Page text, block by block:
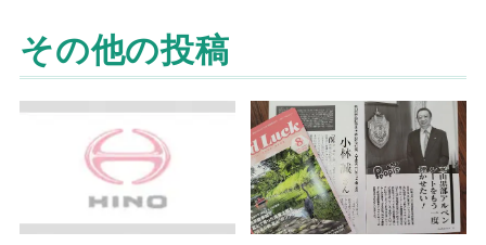
その他の投稿